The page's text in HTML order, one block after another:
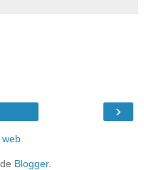
›
Blogger.